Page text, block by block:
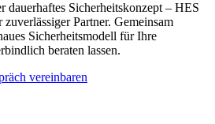
dauerhaftes Sicherheitskonzept – HES
Partner. Gemeinsam
Sicherheitsmodell für Ihre
beraten lassen.
vereinbaren